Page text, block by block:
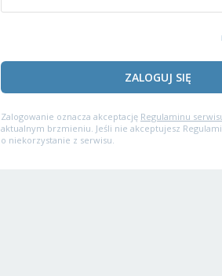
ZALOGUJ SIĘ
Zalogowanie oznacza akceptację Regulaminu
aktualnym brzmieniu. Jeśli nie akceptujesz
o niekorzystanie z serwisu.